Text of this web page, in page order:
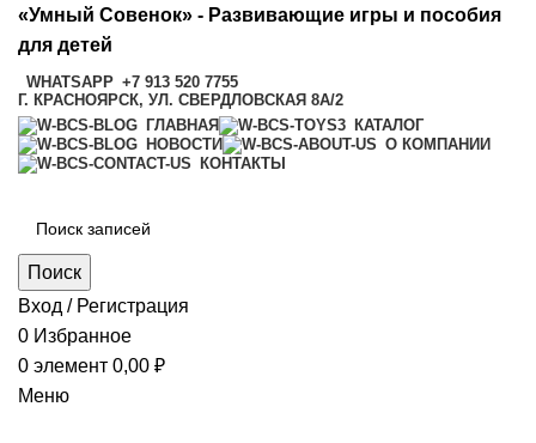
«Умный Совенок» - Развивающие игры и пособия
для детей
WHATSAPP +7 913 520 7755
Г. КРАСНОЯРСК, УЛ. СВЕРДЛОВСКАЯ 8А/2
ГЛАВНАЯ
КАТАЛОГ
НОВОСТИ
О КОМПАНИИ
КОНТАКТЫ
Поиск
Вход / Регистрация
0 Избранное
0 элемент 0,00 ₽
Меню